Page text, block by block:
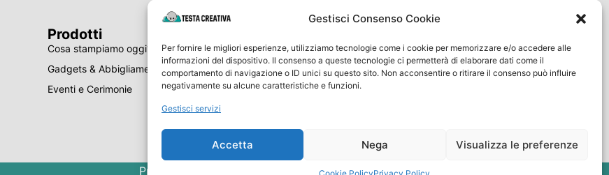
Gestisci Consenso Cookie
Per fornire le migliori esperienze, utilizziamo tecnologie come i cookie per memorizzare e/o accedere alle
informazioni del dispositivo. Il consenso a queste tecnologie ci permetterà di elaborare dati come il
comportamento di navigazione o ID unici su questo sito. Non acconsentire o ritirare il consenso può influire
negativamente su alcune caratteristiche e funzioni.
Gestisci servizi
Accetta Nega Visualizza le preferenze
Prodotti
Cosa stampiamo oggi?
Gadgets & Abbigliamento
Eventi e Cerimonie
Spedizioni e Resi
Termini e Condizioni
Privacy Policy